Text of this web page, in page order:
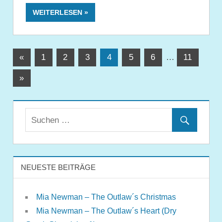
WEITERLESEN
Seitennummerierung
der
«Vorherige
Beiträge
1 2 3 4 5 6 … 11
Nächste
»
NEUESTE BEITRÄGE
Mia Newman – The Outlaw´s Christmas
Mia Newman – The Outlaw´s Heart (Dry